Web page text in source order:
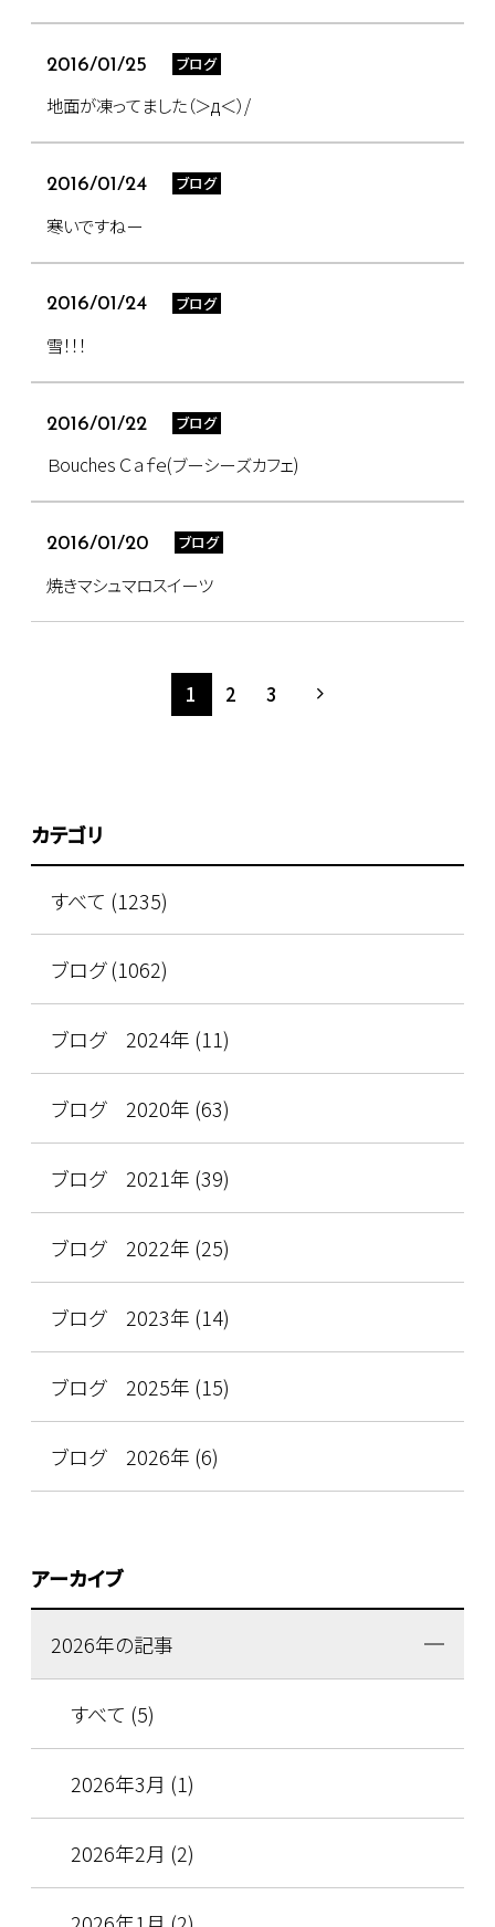
2016/01/25 ブログ
地面が凍ってました（＞д＜）/
2016/01/24 ブログ
寒いですねー
2016/01/24 ブログ
雪！！！
2016/01/22 ブログ
Ｂouches Ｃａｆｅ(ブーシーズカフェ)
2016/01/20 ブログ
焼きマシュマロスイーツ
1 2 3
カテゴリ
すべて (1235)
ブログ (1062)
ブログ 2024年 (11)
ブログ 2020年 (63)
ブログ 2021年 (39)
ブログ 2022年 (25)
ブログ 2023年 (14)
ブログ 2025年 (15)
ブログ 2026年 (6)
アーカイブ
2026年の記事
すべて (5)
2026年3月 (1)
2026年2月 (2)